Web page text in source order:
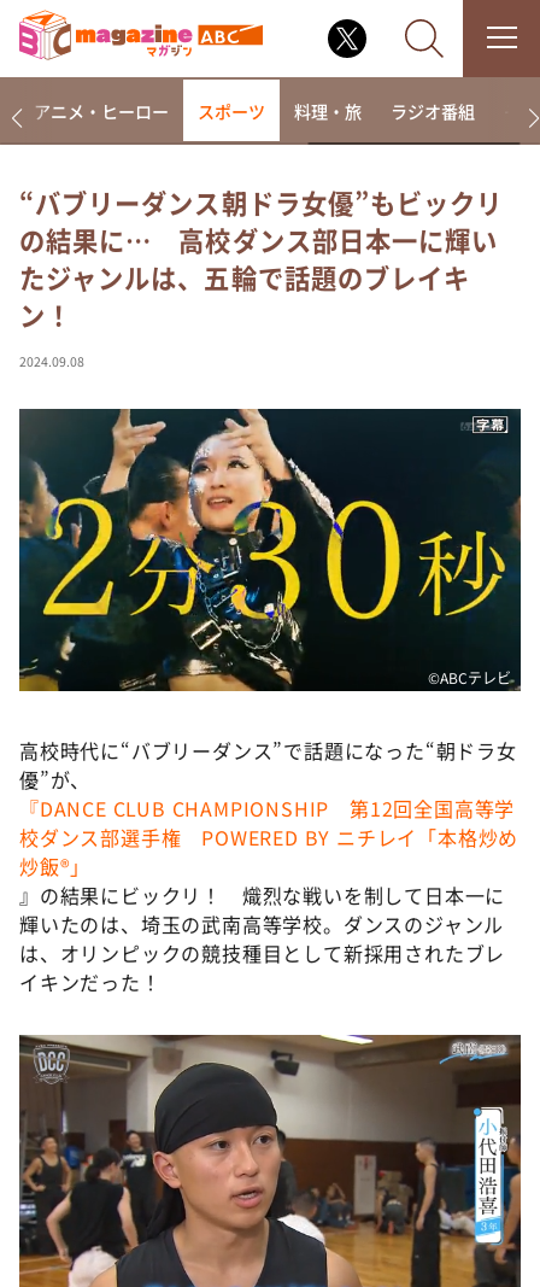
なるみ・岡村の過ぎるTV
相席食堂
～人生密着トークバラエティ！～ やすとものいたっ
て真剣です
探偵！ナイトスクープ
news おかえり
河合＆A.B.C-Z塚田×福井アナ「なんでやねん！？」
（news おかえり）
DAIGOも台所 ～きょうの献立 何にする？～
本日はダイアンなり！シーズン２
朝だ！生です旅サラダ
教えて！ニュースライブ 正義のミカタ
新婚さんいらっしゃい！
ポツンと一軒家
ザキ山小屋本館
ぺこぱのまるスポ
アナ回覧板
アニメ・ヒーロー スポーツ 料理・旅 ラジオ番組 そ
“バブリーダンス朝ドラ女優”もビックリ
の結果に… 高校ダンス部日本一に輝い
たジャンルは、五輪で話題のブレイキ
ン！
2024.09.08
©️ABCテレビ
高校時代に“バブリーダンス”で話題になった“朝ドラ女
優”が、
『DANCE CLUB CHAMPIONSHIP 第12回全国高等学
校ダンス部選手権 POWERED BY ニチレイ「本格炒め
炒飯®」
』の結果にビックリ！ 熾烈な戦いを制して日本一に
輝いたのは、埼玉の武南高等学校。ダンスのジャンル
は、オリンピックの競技種目として新採用されたブレ
イキンだった！